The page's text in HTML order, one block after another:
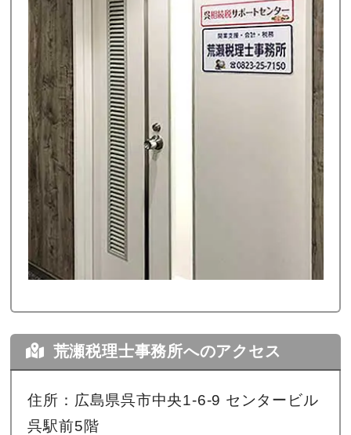
荒瀬税理士事務所へのアクセス
住所：広島県呉市中央1-6-9 センタービル
呉駅前5階